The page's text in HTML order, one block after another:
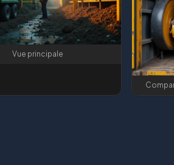
Vue principale